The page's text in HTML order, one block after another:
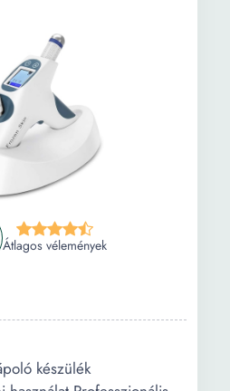
Átlagos vélemények
készülék